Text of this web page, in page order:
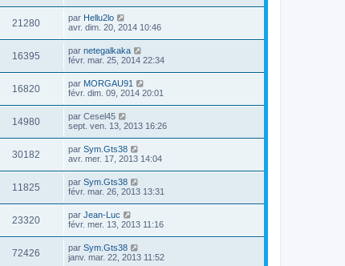
21280 par Hellu2lo
avr. dim. 20, 2014 10:46
16395 par netegalkaka
févr. mar. 25, 2014 22:34
16820 par MORGAU91
févr. dim. 09, 2014 20:01
14980 par Cesel45
sept. ven. 13, 2013 16:26
30182 par Sym.Gts38
avr. mer. 17, 2013 14:04
11825 par Sym.Gts38
févr. mar. 26, 2013 13:31
23320 par Jean-Luc
févr. mer. 13, 2013 11:16
72426 par Sym.Gts38
janv. mar. 22, 2013 11:52